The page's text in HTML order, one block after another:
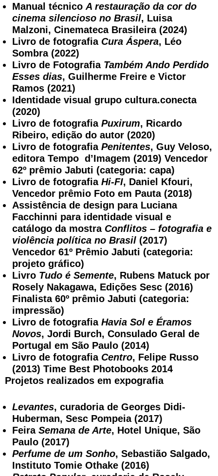
Manual técnico A restauração da cor do
cinema silencioso no Brasil, Luisa
Malzoni, Cinemateca Brasileira (2024)
Livro de fotografia Cura Áspera, Léo
Sombra (2022)
Livro de Fotografia Também Ando Perdido
Esses dias, Guilherme Freire e Victor
Ramos (2021)
Identidade visual grupo cultura.conecta
(2020)
Livro de fotografia Puxirum, Ricardo
Ribeiro, edição do autor (2020)
Livro de fotografia Penitentes, Guy Veloso,
editora Tempo d’Imagem (2019) Vencedor
62º prêmio Jabuti (categoria: capa)
Livro de fotografia Hi-FI, Daniel Kfouri,
Vencedor prêmio Foto em Pauta (2018)
Assistência de design para Luciana
Facchinni para identidade visual e
catálogo da mostra Conflitos – fotografia e
violência política no Brasil (2017)
Vencedor 61º Prêmio Jabuti (categoria:
projeto gráfico)
Livro Tudo é Semente, Rubens Matuck por
Rosely Nakagawa, Edições Sesc (2016)
Finalista 60º prêmio Jabuti (categoria:
impressão)
Livro de fotografia Havia Sol e Éramos
Novos, Jordi Burch, Consulado Geral de
Portugal em São Paulo (2014)
Livro de fotografia Centro, Felipe Russo
(2013) Time Best Photobooks 2014
Projetos realizados em expografia
Levantes, curadoria de Georges Didi-
Huberman, Sesc Pompeia (2017)
Feira Semana de Arte, Hotel Unique, São
Paulo (2017)
Perfume de um Sonho, Sebastião Salgado,
Instituto Tomie Othake (2016)